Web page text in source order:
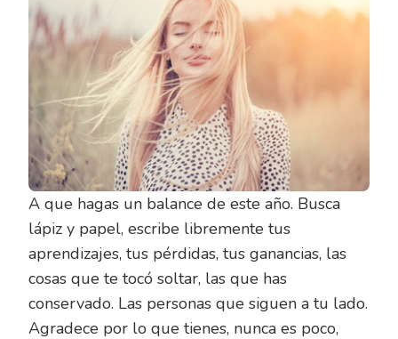
A que hagas un balance de este año. Busca
lápiz y papel, escribe libremente tus
aprendizajes, tus pérdidas, tus ganancias, las
cosas que te tocó soltar, las que has
conservado. Las personas que siguen a tu lado.
Agradece por lo que tienes, nunca es poco,